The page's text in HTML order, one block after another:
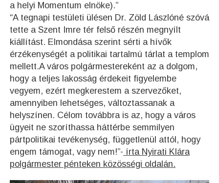
a helyi Momentum elnöke).”
“A tegnapi testületi ülésen Dr. Zöld Lászlóné szóvá
tette a Szent Imre tér felső részén megnyílt
kiállítást. Elmondása szerint sérti a hívők
érzékenységét a politikai tartalmú tárlat a templom
mellett.A város polgármestereként az a dolgom,
hogy a teljes lakosság érdekeit figyelembe
vegyem, ezért megkerestem a szervezőket,
amennyiben lehetséges, változtassanak a
helyszínen. Célom továbbra is az, hogy a város
ügyeit ne szoríthassa háttérbe semmilyen
pártpolitikai tevékenység, függetlenül attól, hogy
engem támogat, vagy nem!”- írta Nyirati Klára
polgármester pénteken közösségi oldalán.